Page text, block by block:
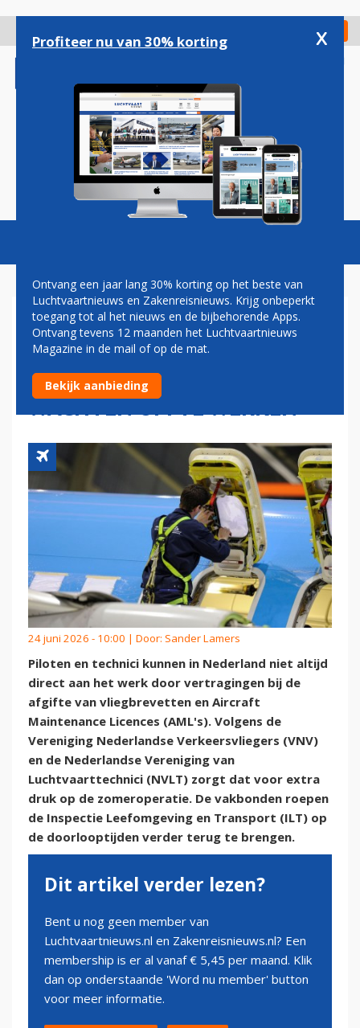
gaan
Check in
Magazine Podcasts Vacatures
PILOTEN EN TECHNICI
MOETEN NA AFRONDING
OPLEIDING ALSNOG WEKEN
WACHTEN OM TE WERKEN
24 juni 2026 - 10:00 | Door: Sander Lamers
Piloten en technici kunnen in Nederland niet altijd
direct aan het werk door vertragingen bij de
afgifte van vliegbrevetten en Aircraft
Maintenance Licences (AML's). Volgens de
Vereniging Nederlandse Verkeersvliegers (VNV)
en de Nederlandse Vereniging van
Luchtvaarttechnici (NVLT) zorgt dat voor extra
druk op de zomeroperatie. De vakbonden roepen
de Inspectie Leefomgeving en Transport (ILT) op
de doorlooptijden verder terug te brengen.
Dit artikel verder lezen?
Bent u nog geen member van
Luchtvaartnieuws.nl en Zakenreisnieuws.nl? Een
membership is er al vanaf € 5,45 per maand. Klik
dan op onderstaande 'Word nu member' button
voor meer informatie.
Profiteer nu van 30% korting x
Ontvang een jaar lang 30% korting op het beste van
Luchtvaartnieuws en Zakenreisnieuws. Krijg onbeperkt
toegang tot al het nieuws en de bijbehorende Apps.
Ontvang tevens 12 maanden het Luchtvaartnieuws
Magazine in de mail of op de mat.
Bekijk aanbieding